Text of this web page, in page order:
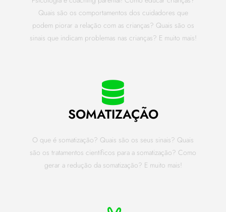
Quais são os comportamentos dos cuidadores que
podem piorar a relação com as crianças? Quais são os
sinais que indicam problemas nas crianças? E muito mais!
SOMATIZAÇÃO
O que é somatização? Quais são os seus sinais? Quais
são os tratamentos científicos para a somatização? Como
gerar a redução da somatização? E muito mais!